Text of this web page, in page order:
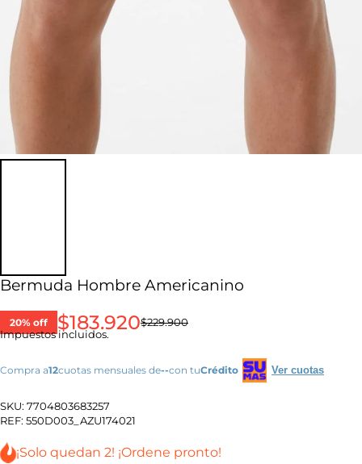
Bermuda Hombre Americanino
20% off $183.920$229.900
Impuestos incluidos.
Compra a12cuotas mensuales de--con tuCrédito Ver cuotas
SKU: 7704803683257
REF: 550D003_AZU174021
¡Solo quedan 2! ¡Ordene pronto!